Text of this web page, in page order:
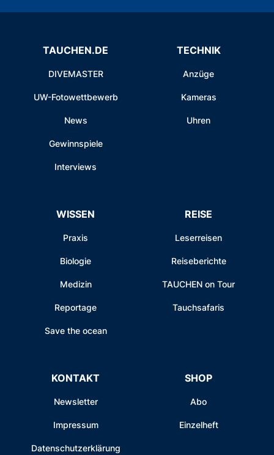
TAUCHEN.DE
DIVEMASTER
UW-Fotowettbewerb
News
Gewinnspiele
Interviews
TECHNIK
Anzüge
Kameras
Uhren
WISSEN
Praxis
Biologie
Medizin
Reportage
Save the ocean
REISE
Leserreisen
Reiseberichte
TAUCHEN on Tour
Tauchsafaris
KONTAKT
Newsletter
Impressum
Datenschutzerklärung
SHOP
Abo
Einzelheft